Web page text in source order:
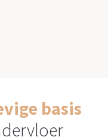
basis